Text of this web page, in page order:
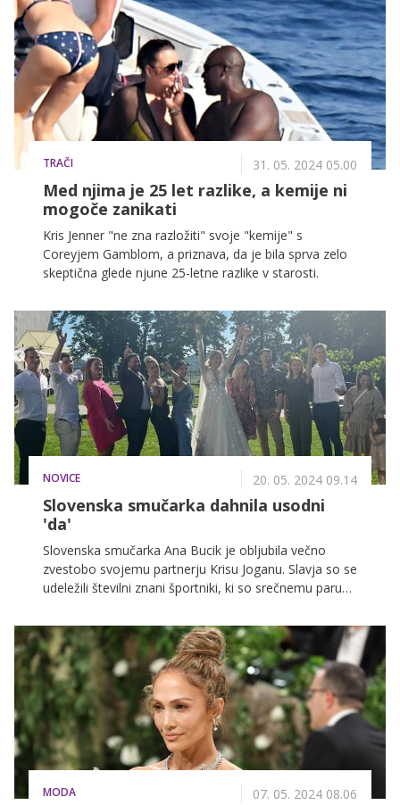
TRAČI 31. 05. 2024 05.00
Med njima je 25 let razlike, a kemije ni
mogoče zanikati
Kris Jenner "ne zna razložiti" svoje "kemije" s
Coreyjem Gamblom, a priznava, da je bila sprva zelo
skeptična glede njune 25-letne razlike v starosti.
NOVICE 20. 05. 2024 09.14
Slovenska smučarka dahnila usodni
'da'
Slovenska smučarka Ana Bucik je obljubila večno
zvestobo svojemu partnerju Krisu Joganu. Slavja so se
udeležili številni znani športniki, ki so srečnemu paru
MODA 07. 05. 2024 08.06